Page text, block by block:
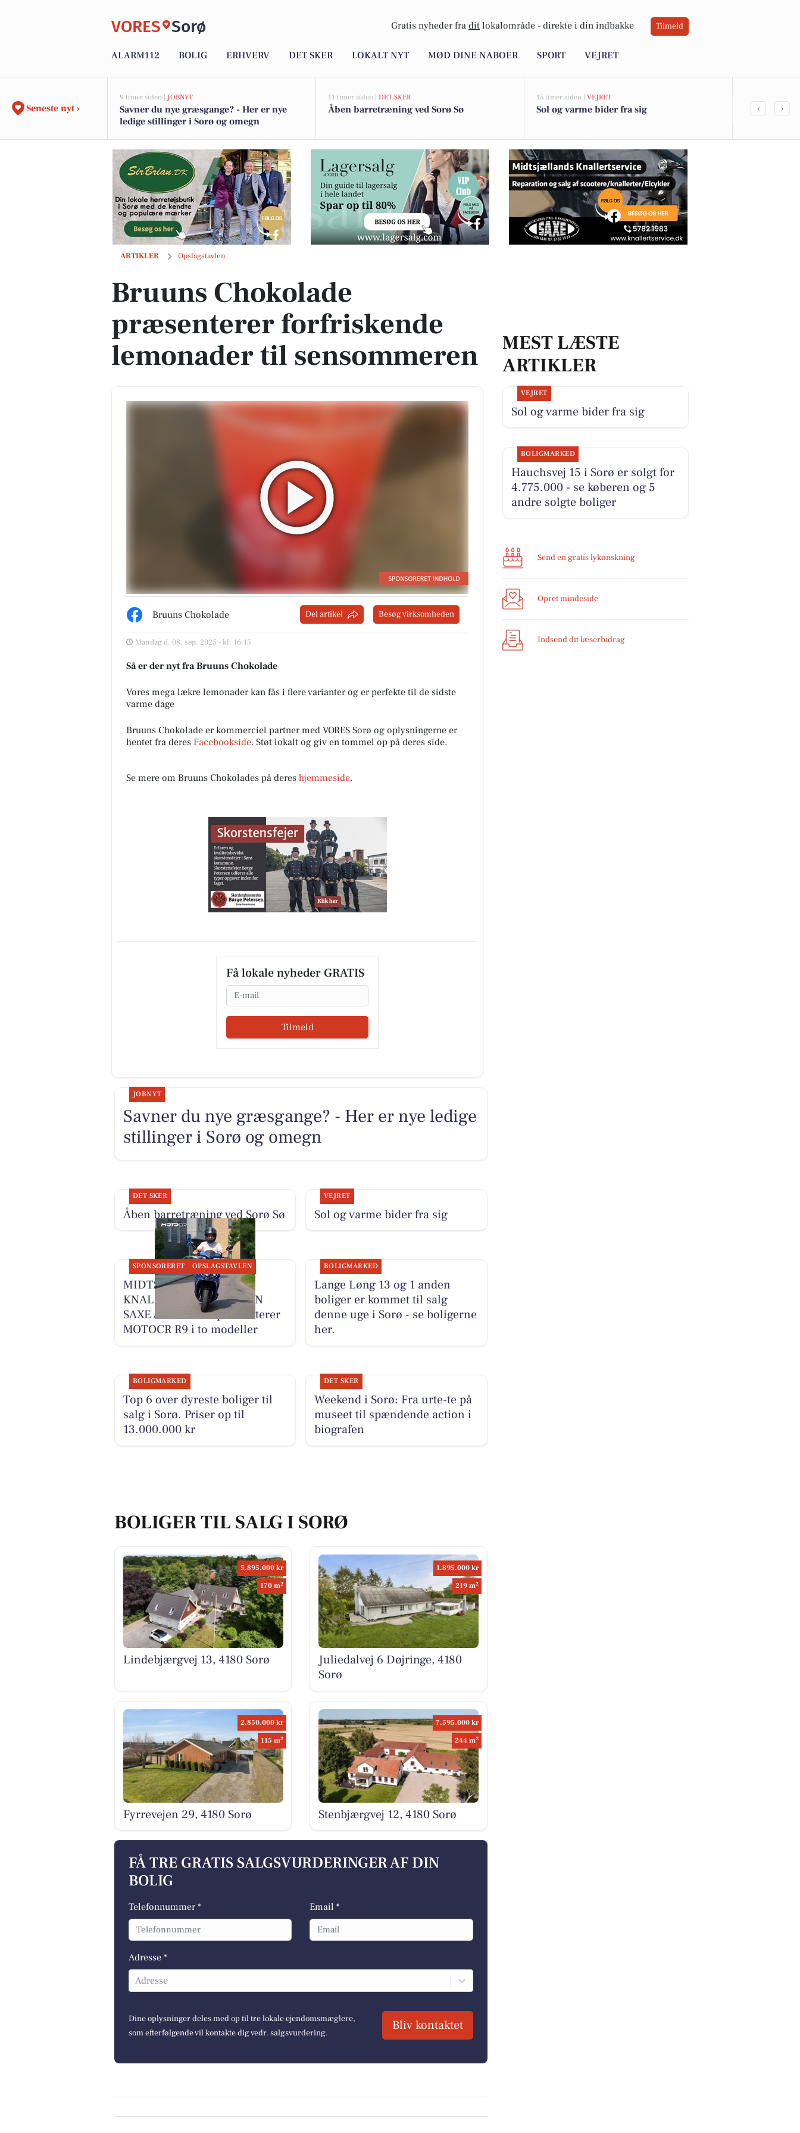
VORES Sorø Gratis nyheder fra dit lokalområde - direkte i din indbakke Tilmeld
ALARM112 BOLIG ERHVERV DET SKER LOKALT NYT MØD DINE NABOER SPORT VEJRET
Seneste nyt ›
9 timer siden | JOBNYT
Savner du nye græsgange? - Her er nye
ledige stillinger i Sorø og omegn
11 timer siden | DET SKER
Åben barretræning ved Sorø Sø
15 timer siden | VEJRET
Sol og varme bider fra sig
Lange
‹ ›
ARTIKLER Opslagstavlen
Bruuns Chokolade præsenterer forfriskende lemonader til sensommeren
Bruuns Chokolade
præsenterer forfriskende
lemonader til sensommeren
Bruuns Chokolade Del artikel Besøg virksomheden
Mandag d. 08. sep. 2025 - kl. 16:15
Så er der nyt fra Bruuns Chokolade
Vores mega lækre lemonader kan fås i flere varianter og er perfekte til de sidste
varme dage
Bruuns Chokolade er kommerciel partner med VORES Sorø og oplysningerne er
hentet fra deres Facebookside. Støt lokalt og giv en tommel op på deres side.
Se mere om Bruuns Chokolades på deres hjemmeside.
Få lokale nyheder GRATIS
Email
Tilmeld
MEST LÆSTE
ARTIKLER
VEJRET
Sol og varme bider fra sig
BOLIGMARKED
Hauchsvej 15 i Sorø er solgt for
4.775.000 - se køberen og 5
andre solgte boliger
Send en gratis lykønskning
Opret mindeside
Indsend dit læserbidrag
JOBNYT
Savner du nye græsgange? - Her er nye ledige
stillinger i Sorø og omegn
DET SKER
Åben barretræning ved Sorø Sø
VEJRET
Sol og varme bider fra sig
SPONSORERET OPSLAGSTAVLEN
MIDTSJÆLLANDS
KNALLERTSERVICE V/JAN
SAXE ANDERSEN præsenterer
MOTOCR R9 i to modeller
BOLIGMARKED
Lange Løng 13 og 1 anden
boliger er kommet til salg
denne uge i Sorø - se boligerne
her.
BOLIGMARKED
Top 6 over dyreste boliger til
salg i Sorø. Priser op til
13.000.000 kr
DET SKER
Weekend i Sorø: Fra urte-te på
museet til spændende action i
biografen
BOLIGER TIL SALG I SORØ
5.895.000 kr
170 m2
Lindebjærgvej 13, 4180 Sorø
1.895.000 kr
219 m2
Juliedalvej 6 Døjringe, 4180
Sorø
2.850.000 kr
115 m2
Fyrrevejen 29, 4180 Sorø
7.595.000 kr
244 m2
Stenbjærgvej 12, 4180 Sorø
FÅ TRE GRATIS SALGSVURDERINGER AF DIN
BOLIG
Telefonnummer * Email *
Adresse *
Adresse
Dine oplysninger deles med op til tre lokale ejendomsmæglere,
som efterfølgende vil kontakte dig vedr. salgsvurdering.
Bliv kontaktet